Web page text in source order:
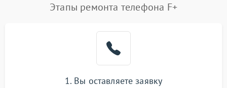
Этапы ремонта телефона F+
1. Вы оставляете заявку